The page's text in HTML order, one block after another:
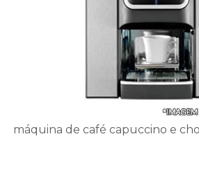
máquina de café capuccino e